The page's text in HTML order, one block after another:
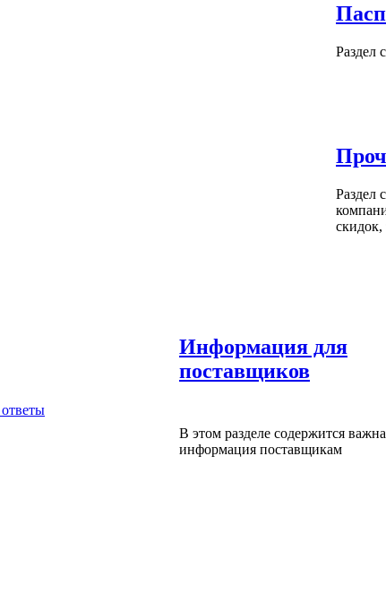
Раздел
Раздел
скидок,
Информация для
поставщиков
В этом разделе содержится
информация поставщикам